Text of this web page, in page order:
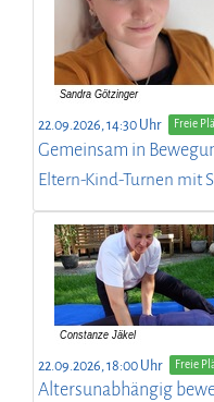
22.09.2026, 14:30 Uhr Freie
Gemeinsam in
Eltern-Kind-Turnen mit
22.09.2026, 18:00 Uhr Freie
Altersunabhängig